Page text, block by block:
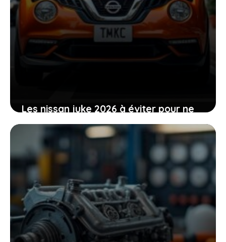
Les nissan juke 2026 à éviter pour ne
pas regretter votre achat rapidement